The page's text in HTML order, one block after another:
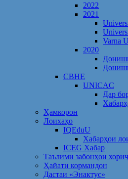
2022
2021
Varna
2020
CBHE
UNICAC
Дар
Ҳамкорон
Лоихаҳо
IQEduU
Хабарҳои
ICEG Хабар
Таълими забонҳои
Ҳайати кормандон
Дастаи «Энактус»